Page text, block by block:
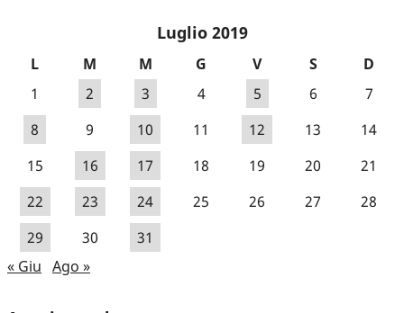
Luglio 2019
L M M G V S
D
1
2 3 4 5 6
7
8
9 10 11 12 13
14
15
16 17 18 19 20
21
22
23 24 25 26 27
28
29
30
31
« Giu Ago »